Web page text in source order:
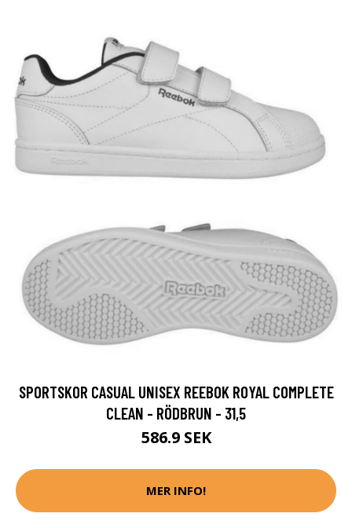
SPORTSKOR CASUAL UNISEX REEBOK ROYAL COMPLETE
CLEAN - RÖDBRUN - 31,5
586.9 SEK
MER INFO!